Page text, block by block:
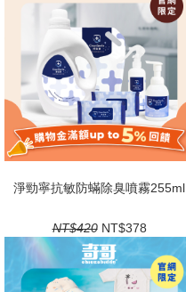
淨勁寧抗敏防蟎除臭噴霧255ml
NT$420 NT$378